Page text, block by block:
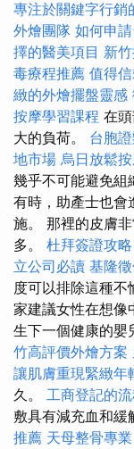
專注於關鍵字行銷
外燴團隊 如何申
擇的醫美項目 新
毒療程推薦 值得
緻的外燴擺盤靈感
按摩學習課程 在
大的負荷。 台胞
地市場 烏日放鬆
幾乎不可能避免組
有時，助產士也會
施。 那裡的皮膚
多。 杜拜簽證攻略
立公司必讀 基隆
度可以排除這種不
家建議女性在想像
生下一個健康的嬰
竹高評價外燴方案
讓肌膚重現緊緻年
久。 工商登記的
敷具有減充血和緩
推薦 天母整骨專業